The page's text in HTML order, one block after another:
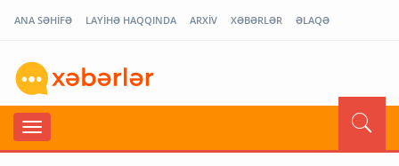
ANA SƏHİFƏ LAYİHƏ HAQQINDA ARXİV XƏBƏRLƏR ƏLAQƏ